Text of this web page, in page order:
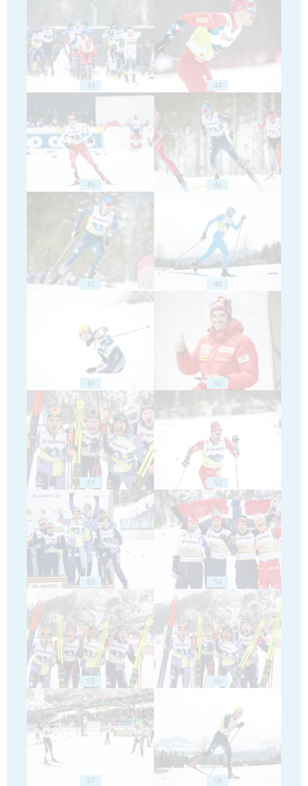
43 44
45 46
47 48
49 50
51 52
53 54
55 56
57 58